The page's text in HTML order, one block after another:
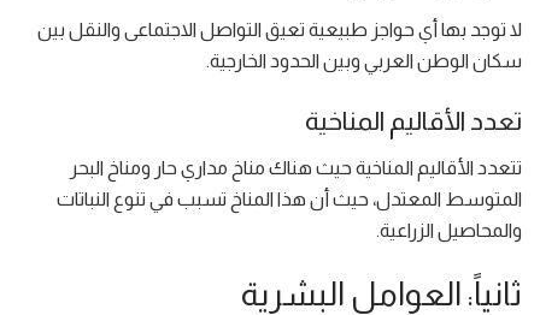
لا توجد بها أي حواجز طبيعية تعيق التواصل الاجتماعى والنقل بين
سكان الوطن العربي وبين الحدود الخارجية.
تعدد الأقاليم المناخية
تتعدد الأقاليم المناخية حيث هناك مناخ مداري حار ومناخ البحر
المتوسط المعتدل، حيث أن هذا المناخ تسبب في تنوع النباتات
والمحاصيل الزراعية.
ثانياً: العوامل البشرية